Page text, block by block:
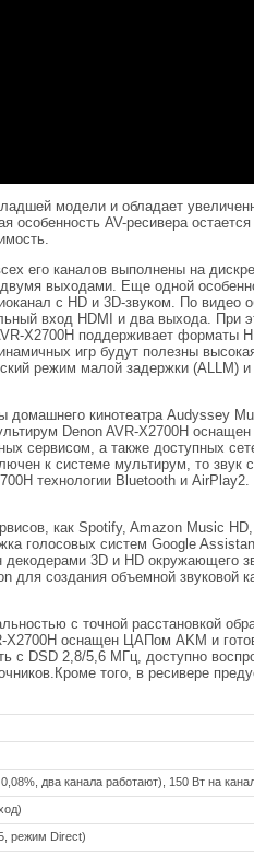
модели и обладает
AV-ресивера
его каналов выполнены на
выходами. Еще одной
с HD и 3D-звуком. По видео
вход HDMI и два выхода. При
X2700H поддерживает форматы
игр будут полезны
режим малой задержки (ALLM)
домашнего кинотеатра Audyssey
Denon AVR-X2700H
сервисом, а также доступных
к системе мультирум, то звук
технологии Bluetooth и
как Spotify, Amazon Music
голосовых систем Google
декодерами 3D и HD окружающего
для создания объемной звуковой
с точной расстановкой
X2700H оснащен ЦАПом AKM и
с DSD 2,8/5,6 МГц, доступно
того, в ресивере
два канала работают), 150 Вт на
режим Direct)